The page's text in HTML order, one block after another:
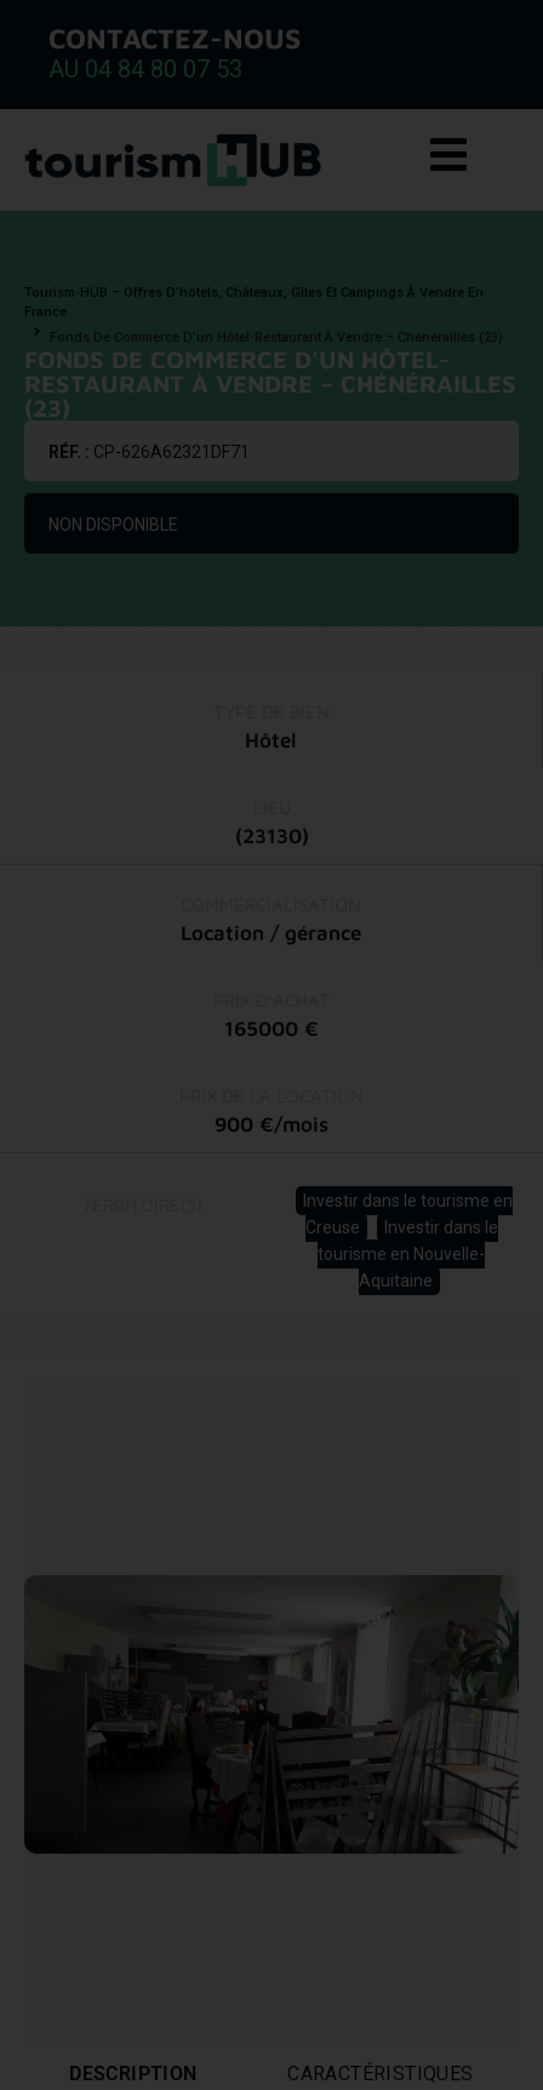
CONTACTEZ-NOUS
AU 04 84 80 07 53
Tourism-HUB – Offres D’hôtels, Châteaux, Gîtes Et Campings À Vendre En
France
Fonds De Commerce D’un Hôtel-Restaurant À Vendre – Chénérailles (23)
FONDS DE COMMERCE D’UN HÔTEL-
RESTAURANT À VENDRE – CHÉNÉRAILLES
(23)
RÉF. : CP-626A62321DF71
NON DISPONIBLE
Hôtel
(23130)
Location / gérance
165000 €
900 €/mois
Investir dans le tourisme en
Creuse
Investir dans le
tourisme en Nouvelle-
Aquitaine
DESCRIPTION CARACTÉRISTIQUES